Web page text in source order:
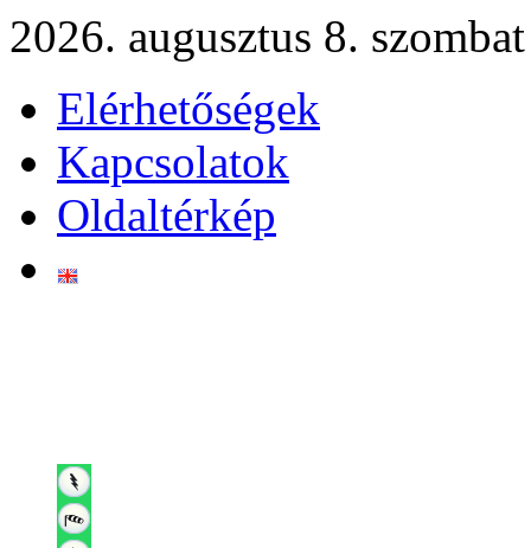
2026. augusztus 8. szombat
Elérhetőségek
Kapcsolatok
Oldaltérkép